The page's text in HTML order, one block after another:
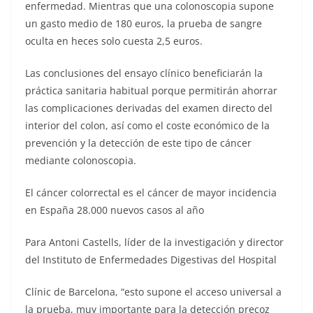
enfermedad. Mientras que una colonoscopia supone
un gasto medio de 180 euros, la prueba de sangre
oculta en heces solo cuesta 2,5 euros.
Las conclusiones del ensayo clínico beneficiarán la
práctica sanitaria habitual porque permitirán ahorrar
las complicaciones derivadas del examen directo del
interior del colon, así como el coste económico de la
prevención y la detección de este tipo de cáncer
mediante colonoscopia.
El cáncer colorrectal es el cáncer de mayor incidencia
en España 28.000 nuevos casos al año
Para Antoni Castells, líder de la investigación y director
del Instituto de Enfermedades Digestivas del Hospital
Clínic de Barcelona, “esto supone el acceso universal a
la prueba, muy importante para la detección precoz